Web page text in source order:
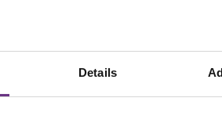
Details